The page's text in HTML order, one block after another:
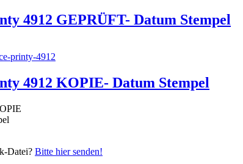
4912 GEPRÜFT- Datum Stempel
4912 KOPIE- Datum Stempel
Datei? Bitte hier senden!